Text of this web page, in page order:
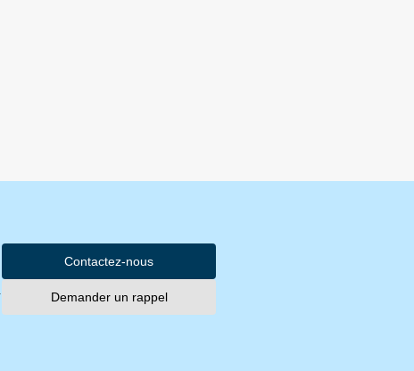
Contactez-nous
Demander un rappel